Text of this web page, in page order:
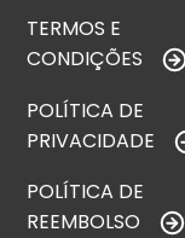
TERMOS E
CONDIÇÕES
POLÍTICA DE
PRIVACIDADE
POLÍTICA DE
REEMBOLSO